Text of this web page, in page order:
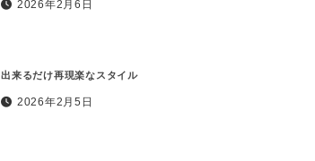
2026年2月6日
出来るだけ再現楽なスタイル
2026年2月5日